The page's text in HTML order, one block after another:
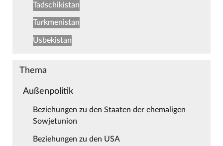
Tadschikistan
Turkmenistan
Usbekistan
Thema
Außenpolitik
Beziehungen zu den Staaten der ehemaligen
Sowjetunion
Beziehungen zu den USA